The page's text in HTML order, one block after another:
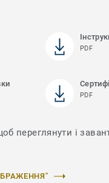
PDF
PDF
переглянути і